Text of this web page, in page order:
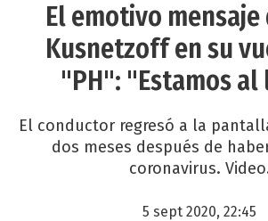
El emotivo mensaje
Kusnetzoff en su
"PH": "Estamos
El conductor regresó a la
dos meses después de
coronavirus.
5 sept 2020, 22:45